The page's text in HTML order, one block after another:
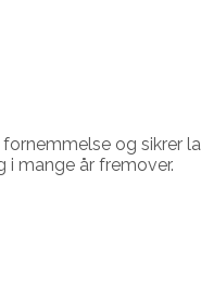
og sikrer
mange år fremover.